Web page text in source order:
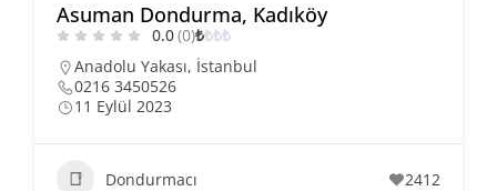
Asuman Dondurma, Kadıköy
0.0(0)₺₺₺₺
Anadolu Yakası, İstanbul
0216 3450526
11 Eylül 2023
Dondurmacı 2412